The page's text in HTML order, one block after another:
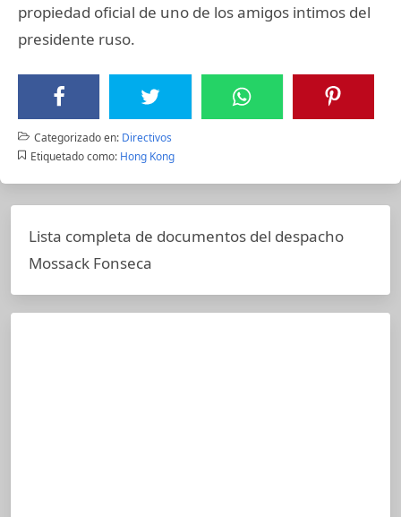
propiedad oficial de uno de los amigos intimos del
presidente ruso.
Categorizado en: Directivos
Etiquetado como: Hong Kong
Lista completa de documentos del despacho
Mossack Fonseca